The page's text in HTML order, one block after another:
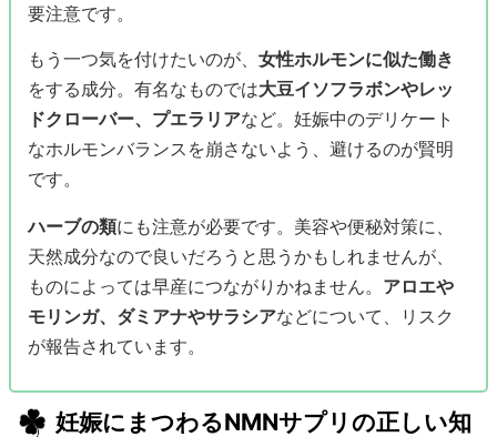
要注意です。
もう一つ気を付けたいのが、 女性ホルモンに似た働き
をする成分。有名なものでは大豆イソフラボンやレッ
ドクローバー、プエラリアなど。妊娠中のデリケート
なホルモンバランスを崩さないよう、避けるのが賢明
です。
ハーブの類にも注意が必要です。美容や便秘対策に、
天然成分なので良いだろうと思うかもしれませんが、
ものによっては早産につながりかねません。 アロエや
モリンガ、ダミアナやサラシアなどについて、リスク
が報告されています。
妊娠にまつわるNMNサプリの正しい知